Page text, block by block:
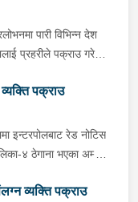
पक्राउ गरेको हो ।
लिई यस सम्बन्धमा
पारी विभिन्न देश
प्रहरीले पक्राउ गरेको
४ बस्ने बागलुङ
नगरपालिका-३
रहेका छन् । पक्राउ मध्ये
१६ लाख रूपैयाँ,
लाख रूपैयाँ लिई
पक्राउ
इन्टरपोलबाट रेड नोटिस
४ ठेगाना भएका अम्मर
पक्राउ गरिएको हो
व्यक्ति पक्राउ